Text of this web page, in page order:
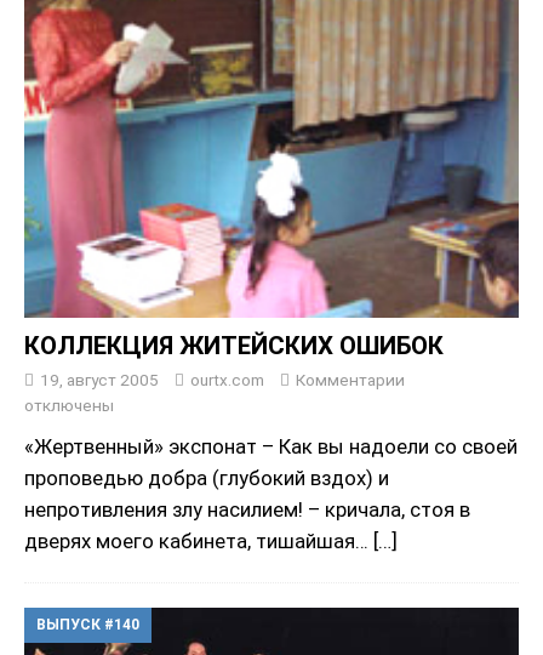
КОЛЛЕКЦИЯ ЖИТЕЙСКИХ ОШИБОК
19, август 2005 ourtx.com
Комментарии
отключены
«Жертвенный» экспонат – Как вы надоели со своей
проповедью добра (глубокий вздох) и
непротивления злу насилием! – кричала, стоя в
дверях моего кабинета, тишайшая… […]
ВЫПУСК #140